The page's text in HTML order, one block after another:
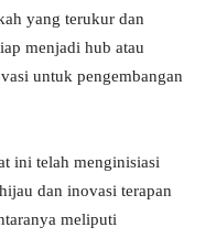
yang terukur dan
menjadi hub atau
untuk pengembangan
ini telah menginisiasi
dan inovasi terapan
meliputi